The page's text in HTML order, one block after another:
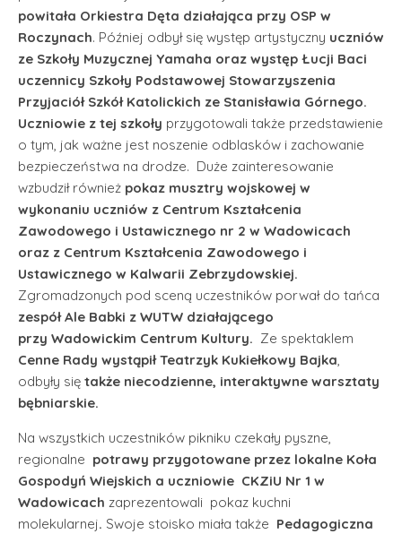
powitała Orkiestra Dęta działająca przy OSP w
Roczynach. Później odbył się występ artystyczny uczniów
ze Szkoły Muzycznej Yamaha oraz występ Łucji Baci
uczennicy Szkoły Podstawowej Stowarzyszenia
Przyjaciół Szkół Katolickich ze Stanisławia Górnego.
Uczniowie z tej szkoły przygotowali także przedstawienie
o tym, jak ważne jest noszenie odblasków i zachowanie
bezpieczeństwa na drodze. Duże zainteresowanie
wzbudził również pokaz musztry wojskowej w
wykonaniu uczniów z Centrum Kształcenia
Zawodowego i Ustawicznego nr 2 w Wadowicach
oraz z Centrum Kształcenia Zawodowego i
Ustawicznego w Kalwarii Zebrzydowskiej.
Zgromadzonych pod sceną uczestników porwał do tańca
zespół Ale Babki z WUTW działającego
przy Wadowickim Centrum Kultury. Ze spektaklem
Cenne Rady wystąpił Teatrzyk Kukiełkowy Bajka
odbyły się także niecodzienne, interaktywne warsztaty
bębniarskie.
Na wszystkich uczestników pikniku czekały pyszne,
regionalne potrawy przygotowane przez lokalne Koła
Gospodyń Wiejskich a uczniowie CKZiU Nr 1 w
Wadowicach zaprezentowali pokaz kuchni
molekularnej. Swoje stoisko miała także Pedagogiczna